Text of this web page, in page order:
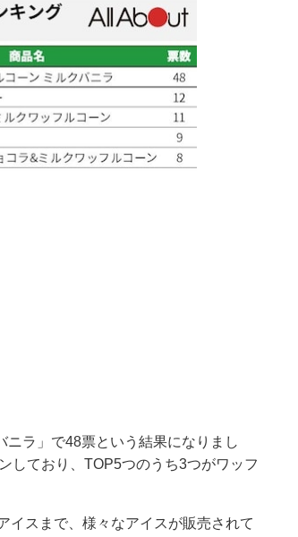
ラ」で48票という結果になりまし
しており、TOP5つのうち3つがワッフ
イスまで、様々なアイスが販売されて